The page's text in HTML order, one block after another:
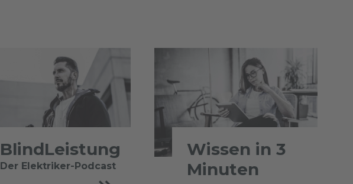
BlindLeistung
Der Elektriker-Podcast
Wissen in 3
Minuten